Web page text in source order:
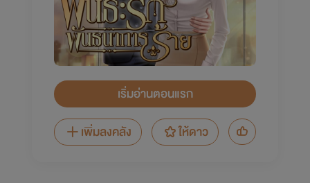
เริ่มอ่านตอนแรก
เพิ่มลงคลัง
ให้ดาว